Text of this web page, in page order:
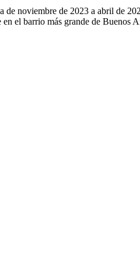
noviembre de 2023 a abril de
el barrio más grande de Buenos